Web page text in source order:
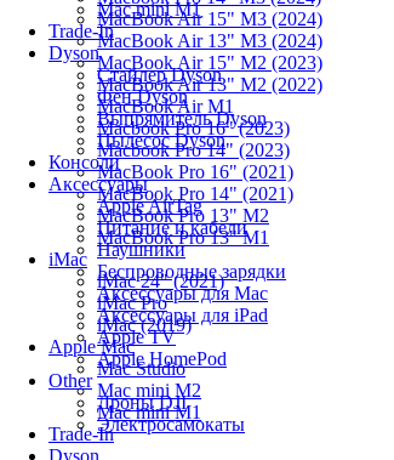
Mac mini M1
Trade-In
Dyson
Стайлер Dyson
Фен Dyson
Выпрямитель Dyson
Пылесос Dyson
Консоли
Аксессуары
Apple AirTag
Питание и кабели
Наушники
Беспроводные зарядки
Аксессуары для Mac
Аксессуары для iPad
Apple TV
Apple HomePod
Other
Дроны DJI
Электросамокаты
MacBook Air 15" M3 (2024)
MacBook Air 13" M3 (2024)
MacBook Air 15" M2 (2023)
MacBook Air 13" M2 (2022)
MacBook Air M1
Macbook Pro 16" (2023)
Macbook Pro 14" (2023)
MacBook Pro 16" (2021)
MacBook Pro 14" (2021)
MacBook Pro 13" M2
MacBook Pro 13" M1
iMac
iMac 24" (2021)
iMac Pro
iMac (2019)
Apple Mac
Mac Studio
Mac mini M2
Mac mini M1
Trade-In
Dyson